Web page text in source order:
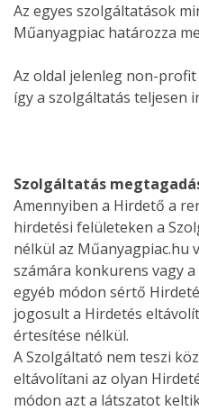
Az egyes szolgáltatások
Műanyagpiac határozza
Az oldal jelenleg non-
így a szolgáltatás teljesen
Szolgáltatás
Amennyiben a Hirdető a
hirdetési felületeken a
nélkül az Műanyagpiac.hu
számára konkurens vagy
egyéb módon sértő
jogosult a Hirdetés
értesítése nélkül.
A Szolgáltató nem teszi
eltávolítani az olyan
módon azt a látszatot